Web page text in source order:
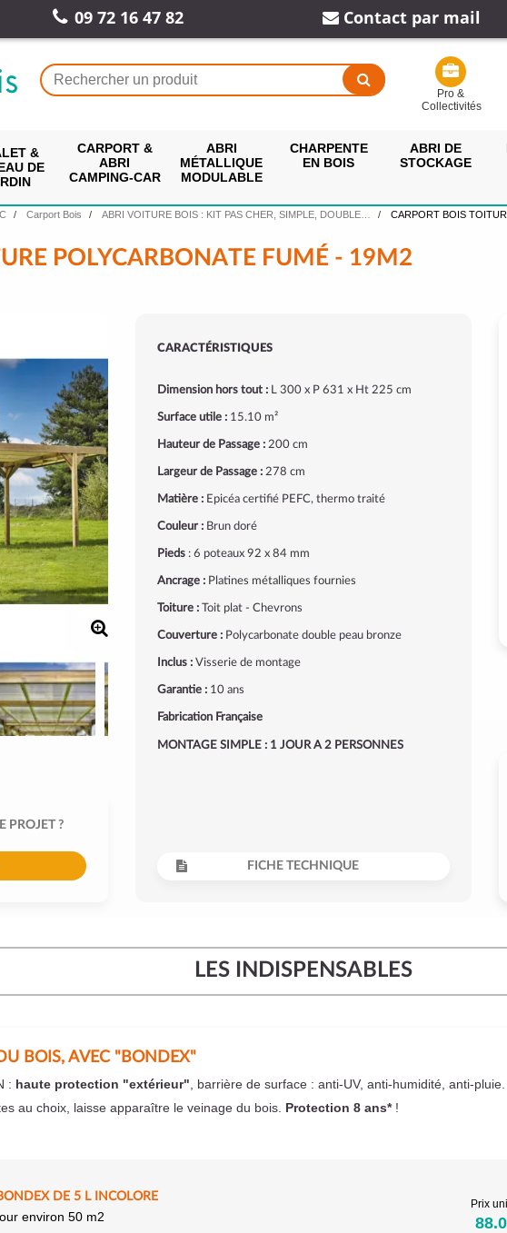
09 72 16 47 82 Contact par mail
Pro &
Collectivités
&
DE
CARPORT &
ABRI
CAMPING-CAR
ABRI
MÉTALLIQUE
MODULABLE
CHARPENTE
EN BOIS
ABRI DE
STOCKAGE
Carport Bois ABRI VOITURE BOIS : KIT PAS CHER, SIMPLE, DOUBLE… CARPORT BOIS
POLYCARBONATE FUMÉ - 19M2
PROJET ?
CARACTÉRISTIQUES
Dimension hors tout :L 300 x P 631 x Ht 225 cm
Surface utile :15.10 m²
Hauteur de Passage : 200 cm
Largeur de Passage : 278 cm
Matière :Epicéa certifié PEFC, thermo traité
Couleur :Brun doré
Pieds: 6 poteaux 92 x 84 mm
Ancrage :Platines métalliques fournies
Toiture :Toit plat - Chevrons
Couverture :Polycarbonate double peau bronze
Inclus :Visserie de montage
Garantie :10 ans
Fabrication Française
MONTAGE SIMPLE : 1 JOUR A 2 PERSONNES
FICHE TECHNIQUE
LES INDISPENSABLES
BOIS, AVEC "BONDEX"
: haute protection "extérieur" , barrière de surface : anti-UV, anti-humidité, anti-
au choix, laisse apparaître le veinage du bois. Protection 8 ans*!
DE 5 L INCOLORE
environ 50 m2
Prix